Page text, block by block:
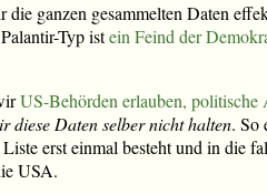
die ganzen gesammelten Daten
Typ istein Feind der
US-Behörden erlauben, politische
diese Daten selber nicht halten. So
erst einmal besteht und in die
USA.